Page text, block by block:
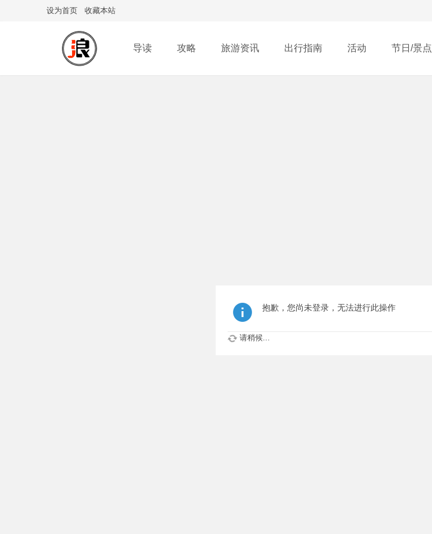
设为首页 收藏本站
导读 攻略 旅游资讯 出行指南 活动 节日/景点
抱歉，您尚未登录，无法进行此操作
请稍候...